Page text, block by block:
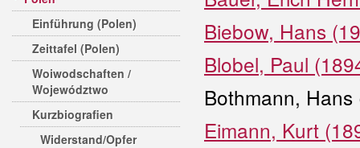
Einführung (Polen)
Zeittafel (Polen)
Woiwodschaften /
Województwo
Kurzbiografien
Widerstand/Opfer
Biebow, Hans
Blobel, Paul
Bothmann,
Eimann, Kurt